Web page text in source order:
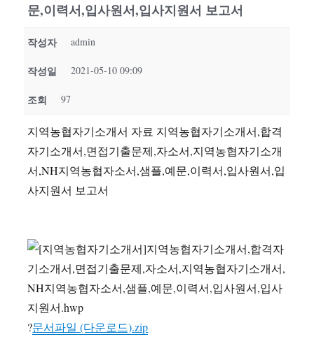
문,이력서,입사원서,입사지원서 보고서
작성자 admin
작성일 2021-05-10 09:09
조회 97
지역농협자기소개서 자료 지역농협자기소개서,합격
자기소개서,면접기출문제,자소서,지역농협자기소개
서,NH지역농협자소서,샘플,예문,이력서,입사원서,입
사지원서 보고서
?문서파일 (다운로드).zip